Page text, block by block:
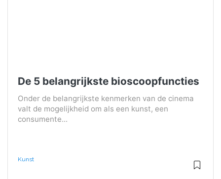
De 5 belangrijkste bioscoopfuncties
Onder de belangrijkste kenmerken van de cinema
valt de mogelijkheid om als een kunst, een
consumente...
Kunst